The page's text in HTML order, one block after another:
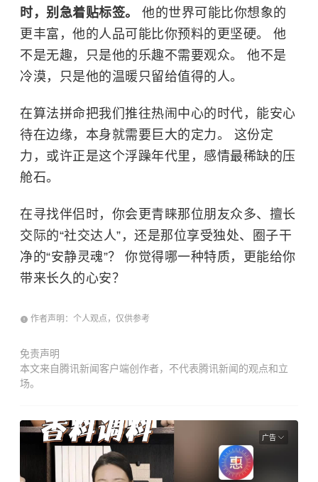
时，别急着贴标签。 他的世界可能比你想象的
更丰富，他的人品可能比你预料的更坚硬。 他
不是无趣，只是他的乐趣不需要观众。 他不是
冷漠，只是他的温暖只留给值得的人。
在算法拼命把我们推往热闹中心的时代，能安心
待在边缘，本身就需要巨大的定力。 这份定
力，或许正是这个浮躁年代里，感情最稀缺的压
舱石。
在寻找伴侣时，你会更青睐那位朋友众多、擅长
交际的“社交达人”，还是那位享受独处、圈子干
净的“安静灵魂”？ 你觉得哪一种特质，更能给你
带来长久的心安？
作者声明：个人观点，仅供参考
免责声明
本文来自腾讯新闻客户端创作者，不代表腾讯新闻的观点和立
场。
广告